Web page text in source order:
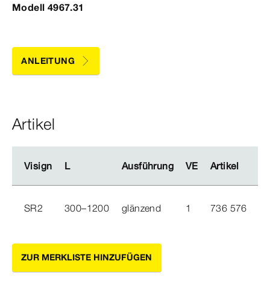
Modell 4967.31
ANLEITUNG
Artikel
Visign L Ausführung VE Artikel
Visign L Ausführung VE Artikel
SR2 300–1200 glänzend 1 736 576
ZUR MERKLISTE HINZUFÜGEN